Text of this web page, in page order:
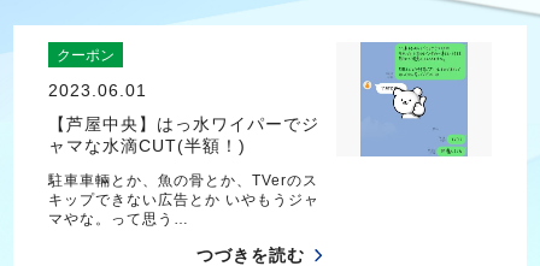
クーポン
2023.06.01
【芦屋中央】はっ水ワイパーでジ
ャマな水滴CUT(半額！)
駐車車輛とか、魚の骨とか、TVerのス
キップできない広告とか いやもうジャ
マやな。って思う…
つづきを読む